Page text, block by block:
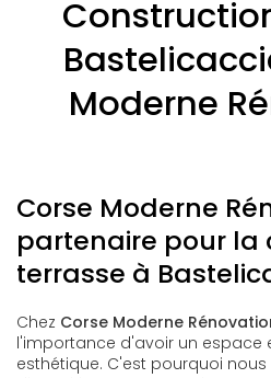
Moderne
Corse Moderne
partenaire pour la
terrasse à
Chez Corse Moderne
l'importance d'avoir un espace
esthétique. C'est pourquoi